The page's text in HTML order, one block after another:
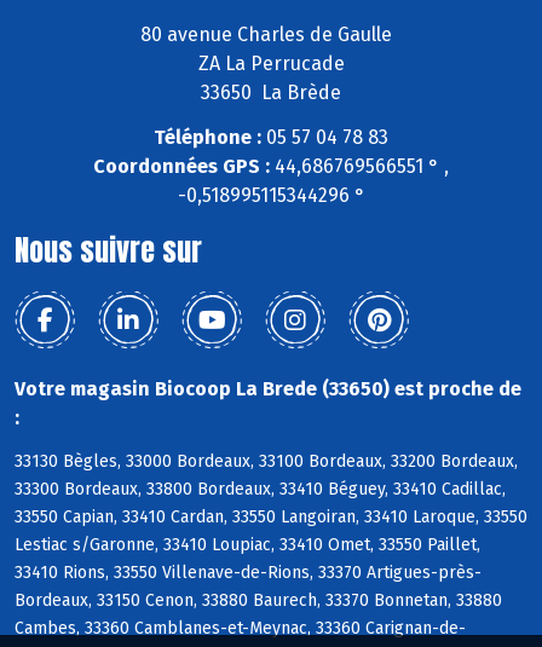
80 avenue Charles de Gaulle
ZA La Perrucade
33650 La Brède
Téléphone : 05 57 04 78 83
Coordonnées GPS : 44,686769566551 ° ,
-0,518995115344296 °
Nous suivre sur
Votre magasin Biocoop La Brede (33650) est proche de
:
33130 Bègles, 33000 Bordeaux, 33100 Bordeaux, 33200 Bordeaux,
33300 Bordeaux, 33800 Bordeaux, 33410 Béguey, 33410 Cadillac,
33550 Capian, 33410 Cardan, 33550 Langoiran, 33410 Laroque, 33550
Lestiac s/Garonne, 33410 Loupiac, 33410 Omet, 33550 Paillet,
33410 Rions, 33550 Villenave-de-Rions, 33370 Artigues-près-
Bordeaux, 33150 Cenon, 33880 Baurech, 33370 Bonnetan, 33880
Cambes, 33360 Camblanes-et-Meynac, 33360 Carignan-de-